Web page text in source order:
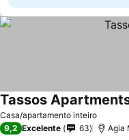
Casa/apartamento inteiro
Tassos
9,2 Excelente 63 Agia